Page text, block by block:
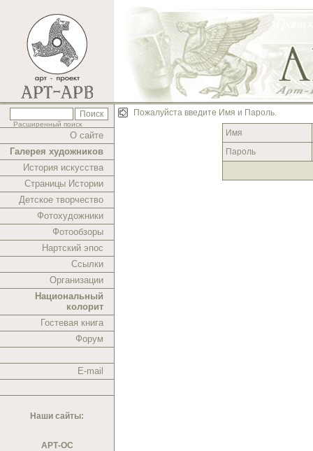
Расширенный поиск
О сайте
Галерея художников
История искусства
Страницы Истории
Детское творчество
Фотохудожники
Фотообзоры
Нартский эпос
Ссылки
Организации
Национальный
колорит
Гостевая книга
Форум
E-mail
Наши сайты:
АРТ-ОС
Пожалуйста введите Имя и Пароль.
Имя
Пароль